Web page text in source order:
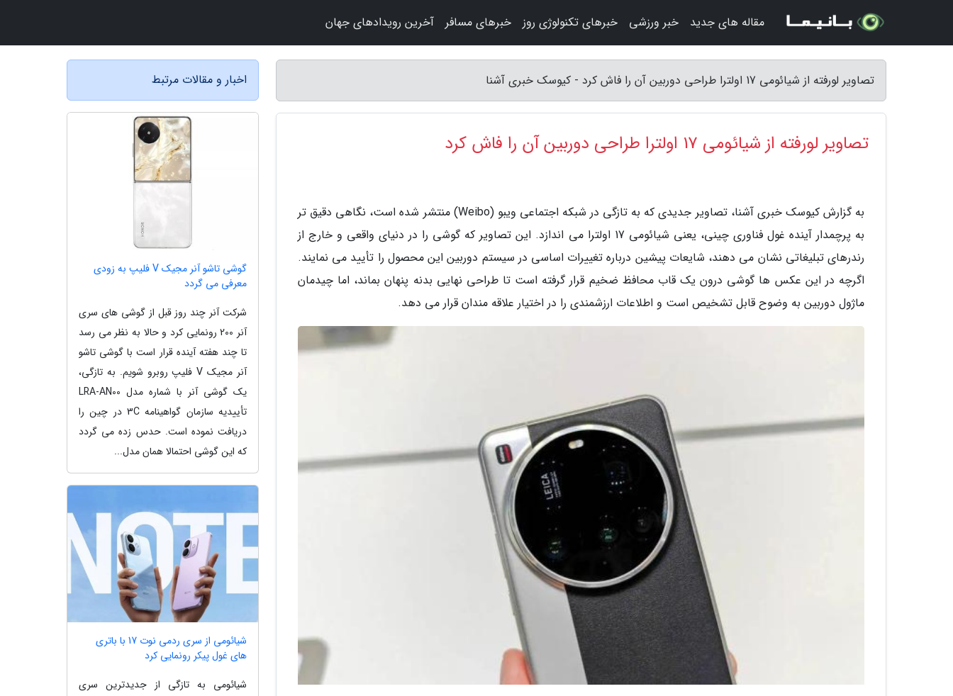
تصاویر لورفته از شیائومی 17 اولترا طراحی دوربین آن را فاش کرد - کیوسک خبری آشنا
تصاویر لورفته از شیائومی 17 اولترا طراحی دوربین آن را فاش کرد
به گزارش کیوسک خبری آشنا، تصاویر جدیدی که به تازگی در شبکه اجتماعی ویبو (Weibo) منتشر شده است، نگاهی دقیق تر
به پرچمدار آینده غول فناوری چینی، یعنی شیائومی 17 اولترا می اندازد. این تصاویر که گوشی را در دنیای واقعی و خارج از
رندرهای تبلیغاتی نشان می دهند، شایعات پیشین درباره تغییرات اساسی در سیستم دوربین این محصول را تأیید می نمایند.
اگرچه در این عکس ها گوشی درون یک قاب محافظ ضخیم قرار گرفته است تا طراحی نهایی بدنه پنهان بماند، اما چیدمان
ماژول دوربین به وضوح قابل تشخیص است و اطلاعات ارزشمندی را در اختیار علاقه مندان قرار می دهد.
اخبار و مقالات مرتبط
گوشی تاشو آنر مجیک V فلیپ به زودی
معرفی می گردد
شرکت آنر چند روز قبل از گوشی های سری
آنر 200 رونمایی کرد و حالا به نظر می رسد
تا چند هفته آینده قرار است با گوشی تاشو
آنر مجیک V فلیپ روبرو شویم. به تازگی،
یک گوشی آنر با شماره مدل LRA-AN00
تأییدیه سازمان گواهینامه 3C در چین را
دریافت نموده است. حدس زده می گردد
که این گوشی احتمالا همان مدل...
شیائومی از سری ردمی نوت 17 با باتری
های غول پیکر رونمایی کرد
شیائومی به تازگی از جدیدترین سری
مقاله های جدید خبر ورزشی خبرهای تکنولوژی روز خبرهای مسافر آخرین رویدادهای جهان